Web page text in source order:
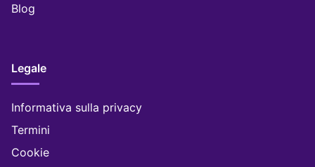
Blog
Legale
Informativa sulla privacy
Termini
Cookie